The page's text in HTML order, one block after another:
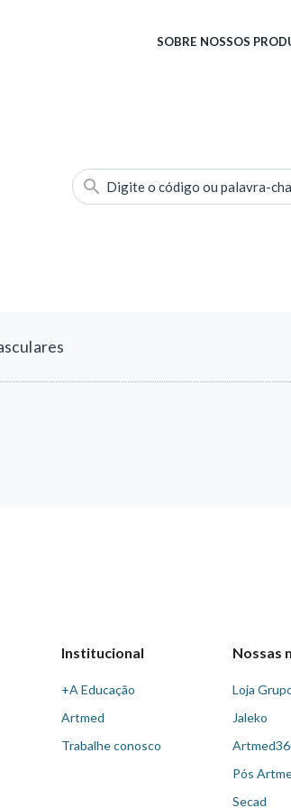
SOBRE NOSSOS
Digite o código ou palavra-
Institucional
+A Educação
Artmed
Trabalhe conosco
Nossas
Loja
Jaleko
Pós
Secad